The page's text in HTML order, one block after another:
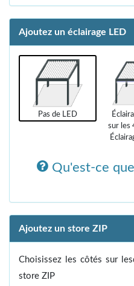
Ajoutez un éclairage LED
Pas de LED
sur les
Qu'est-ce
Ajoutez un store ZIP
Choisissez les côtés sur
store ZIP